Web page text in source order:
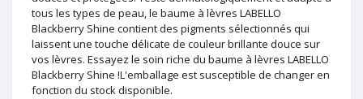
tous les types de peau, le baume à lèvres LABELLO
Blackberry Shine contient des pigments sélectionnés qui
laissent une touche délicate de couleur brillante douce sur
vos lèvres. Essayez le soin riche du baume à lèvres LABELLO
Blackberry Shine !L'emballage est susceptible de changer en
fonction du stock disponible.